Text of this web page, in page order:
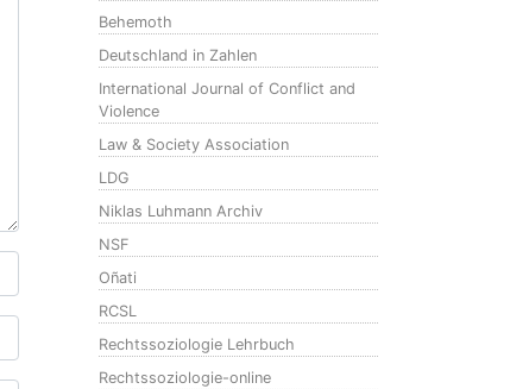
Behemoth
Deutschland in Zahlen
International Journal of Conflict and
Violence
Law & Society Association
LDG
Niklas Luhmann Archiv
NSF
Oñati
RCSL
Rechtssoziologie Lehrbuch
Rechtssoziologie-online